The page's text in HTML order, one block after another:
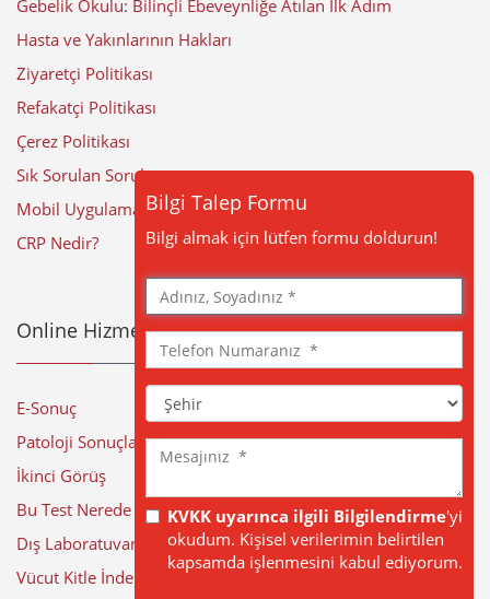
Bilgi Talep Formu
Bilgi almak için lütfen formu doldurun!
Adınız,
Soyadınız
Telefon
Numaranız
Şehir
Mesajınız
KVKK uyarınca ilgili Bilgilendirme'yi
okudum. Kişisel verilerimin belirtilen
kapsamda işlenmesini kabul ediyorum.
Gebelik Okulu: Bilinçli Ebeveynliğe Atılan İlk Adım
Hasta ve Yakınlarının Hakları
Ziyaretçi Politikası
Refakatçi Politikası
Çerez Politikası
Sık Sorulan Sorular
Mobil Uygulama
CRP Nedir?
Online Hizmetler
E-Sonuç
Patoloji Sonuçları
İkinci Görüş
Bu Test Nerede Yapılıyor?
Dış Laboratuvar Sonuçları
Vücut Kitle İndeksi Hesaplama